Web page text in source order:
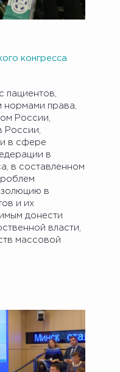
конгресса
пациентов,
права,
России,
России,
в сфере
в
в составленном
в
и их
донести
власти,
массовой